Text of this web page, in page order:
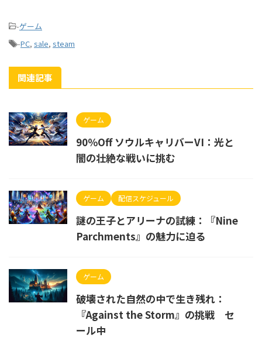
-ゲーム
-PC, sale, steam
関連記事
ゲーム
90％Off ソウルキャリバーVI：光と
闇の壮絶な戦いに挑む
ゲーム 配信スケジュール
謎の王子とアリーナの試練：『Nine
Parchments』の魅力に迫る
ゲーム
破壊された自然の中で生き残れ：
『Against the Storm』の挑戦 セ
ール中